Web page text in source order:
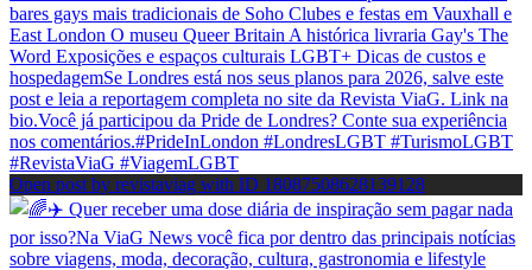
Open post by revistaviag with ID 18087508628139128